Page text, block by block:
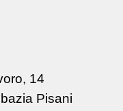
14
Pisani